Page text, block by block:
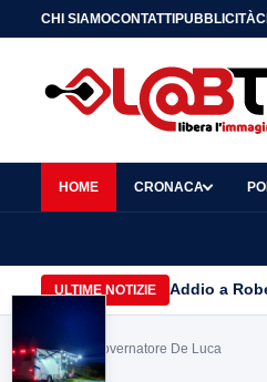
CHI SIAMOCONTATTIPUBBLICITÀ
HOME CRONACA
ULTIME NOTIZIE Addio a
Home> Governatore De Luca